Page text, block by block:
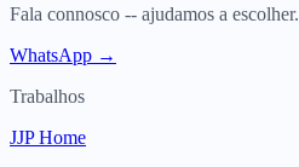
Fala connosco -- ajudamos a escolher.
WhatsApp →
Trabalhos
JJP Home